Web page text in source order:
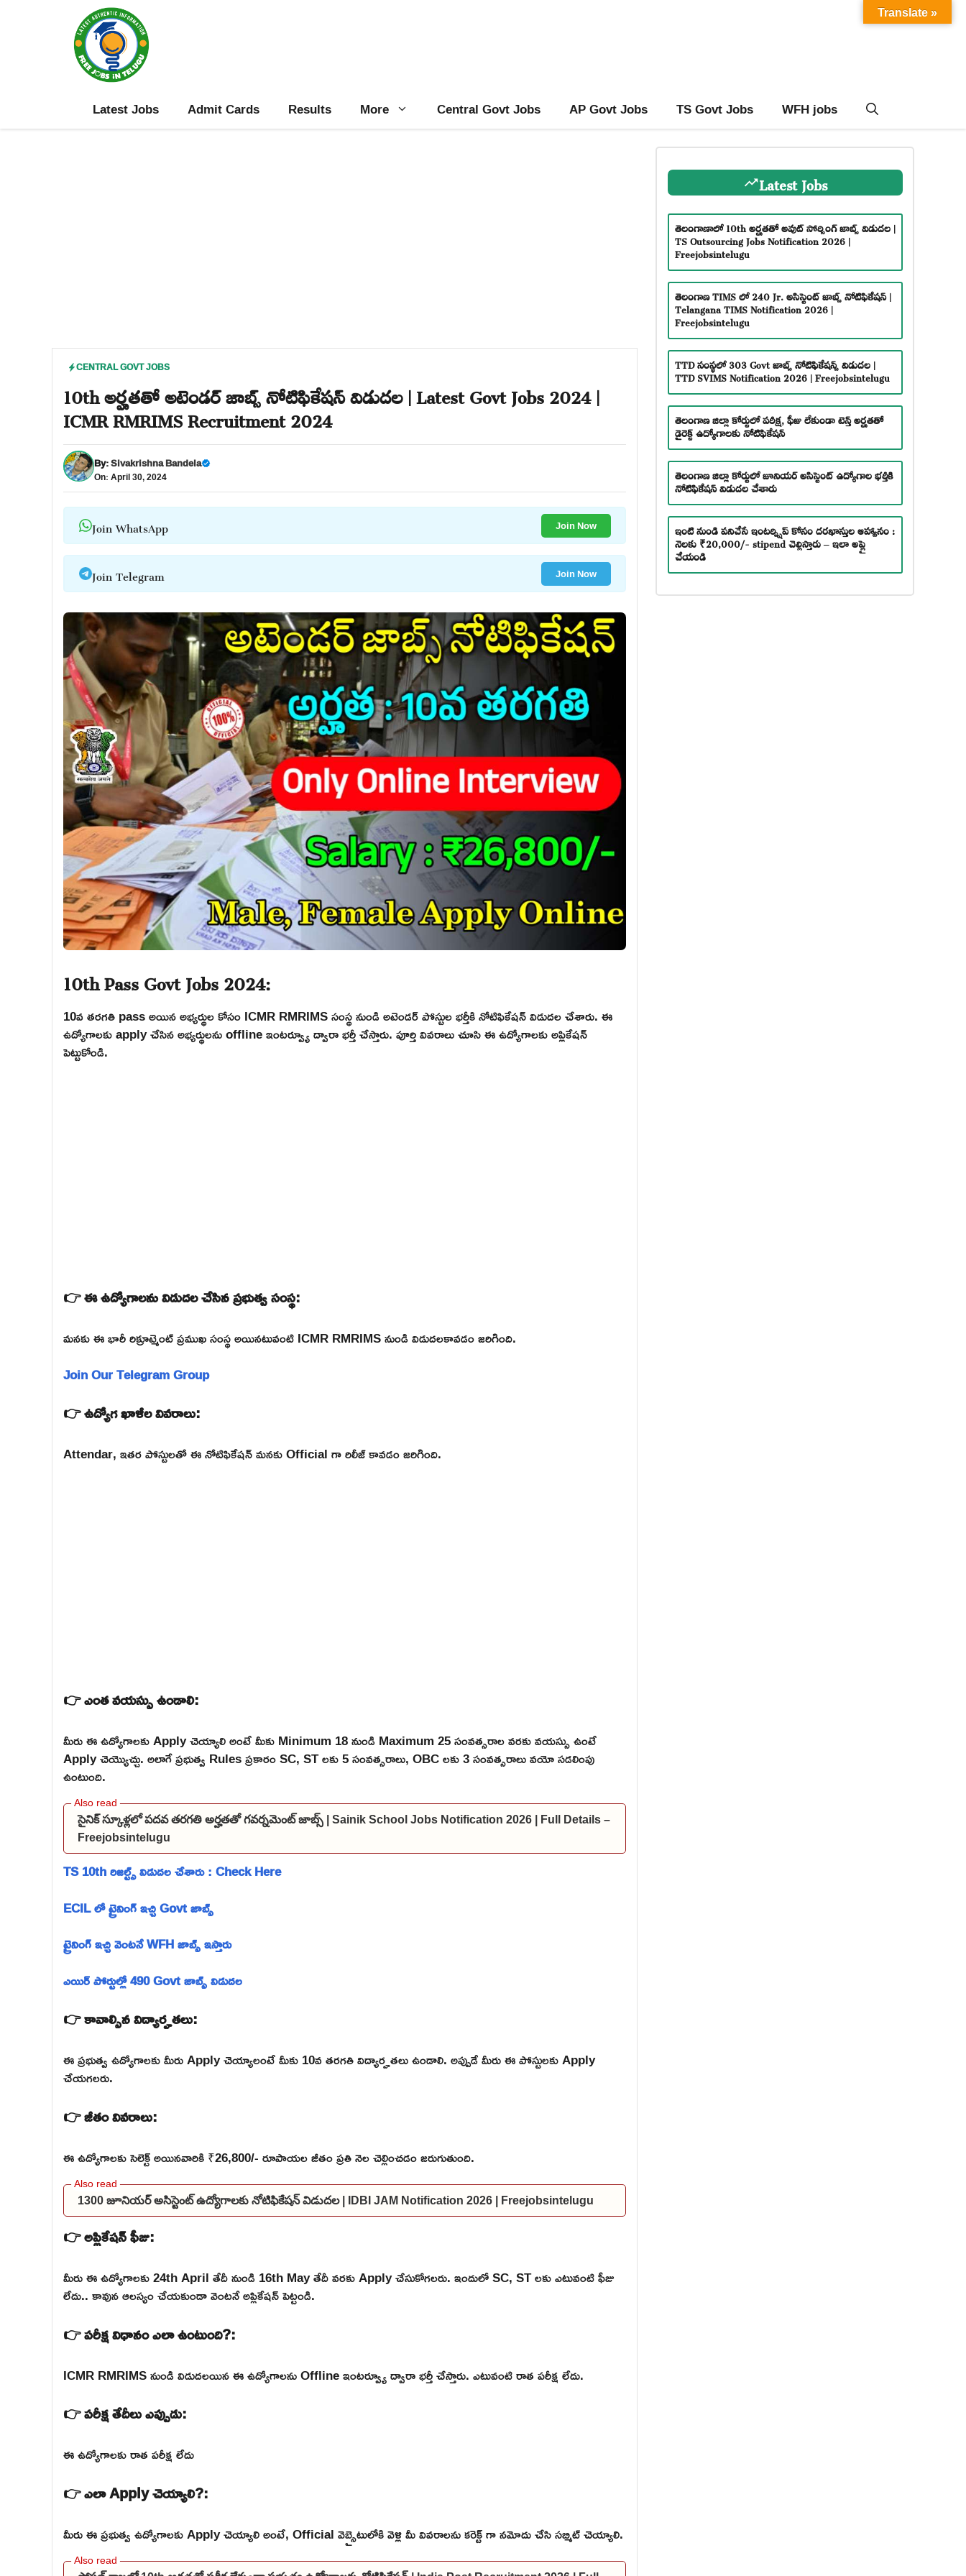
Latest Jobs Admit Cards Results More Central Govt Jobs AP Govt Jobs TS Govt Jobs WFH jobs
CENTRAL GOVT JOBS
10th అర్హతతో అటెండర్ జాబ్స్ నోటిఫికేషన్ విడుదల | Latest Govt Jobs 2024 |
ICMR RMRIMS Recruitment 2024
By:Sivakrishna Bandela
On: April 30, 2024
Join WhatsApp Join Now
Join Telegram Join Now
10th Pass Govt Jobs 2024:
10వ తరగతి pass అయిన అభ్యర్థుల కోసం ICMR RMRIMS సంస్థ నుండి అటెండర్ పోస్టుల భర్తీకి నోటిఫికేషన్ విడుదల చేశారు. ఈ
ఉద్యోగాలకు apply చేసిన అభ్యర్థులను offline ఇంటర్వ్యూ ద్వారా భర్తీ చేస్తారు. పూర్తి వివరాలు చూసి ఈ ఉద్యోగాలకు అప్లికేషన్
పెట్టుకోండి.
👉 ఈ ఉద్యోగాలను విడుదల చేసిన ప్రభుత్వ సంస్థ:
మనకు ఈ భారీ రిక్రూట్మెంట్ ప్రముఖ సంస్థ అయినటువంటి ICMR RMRIMS నుండి విడుదలకావడం జరిగింది.
Join Our Telegram Group
👉 ఉద్యోగ ఖాళీల వివరాలు:
Attendar, ఇతర పోస్టులతో ఈ నోటిఫికేషన్ మనకు Official గా రిలీజ్ కావడం జరిగింది.
👉 ఎంత వయస్సు ఉండాలి:
మీరు ఈ ఉద్యోగాలకు Apply చెయ్యాలి అంటే మీకు Minimum 18 నుండి Maximum 25 సంవత్సరాల వరకు వయస్సు ఉంటే
Apply చెయ్యొచ్చు. అలాగే ప్రభుత్వ Rules ప్రకారం SC, ST లకు 5 సంవత్సరాలు, OBC లకు 3 సంవత్సరాలు వయో సడలింపు
ఉంటుంది.
సైనిక్ స్కూళ్లలో పదవ తరగతి అర్హతతో గవర్నమెంట్ జాబ్స్ | Sainik School Jobs Notification 2026 | Full Details –
Freejobsintelugu
TS 10th రిజల్ట్స్ విడుదల చేశారు : Check Here
ECIL లో ట్రైనింగ్ ఇచ్చి Govt జాబ్స్
ట్రైనింగ్ ఇచ్చి వెంటనే WFH జాబ్స్ ఇస్తారు
ఎయిర్ పోర్టుల్లో 490 Govt జాబ్స్ విడుదల
👉 కావాల్సిన విద్యార్హతలు:
ఈ ప్రభుత్వ ఉద్యోగాలకు మీరు Apply చెయ్యాలంటే మీకు 10వ తరగతి విద్యార్హతలు ఉండాలి. అప్పుడే మీరు ఈ పోస్టులకు Apply
చేయగలరు.
👉 జీతం వివరాలు:
ఈ ఉద్యోగాలకు సెలెక్ట్ అయినవారికి ₹26,800/- రూపాయల జీతం ప్రతి నెల చెల్లించడం జరుగుతుంది.
1300 జూనియర్ అసిస్టెంట్ ఉద్యోగాలకు నోటిఫికేషన్ విడుదల | IDBI JAM Notification 2026 | Freejobsintelugu
👉 అప్లికేషన్ ఫీజు:
మీరు ఈ ఉద్యోగాలకు 24th April తేదీ నుండి 16th May తేదీ వరకు Apply చేసుకోగలరు. ఇందులో SC, ST లకు ఎటువంటి ఫీజు
లేదు.. కావున ఆలస్యం చేయకుండా వెంటనే అప్లికేషన్ పెట్టండి.
👉 పరీక్ష విధానం ఎలా ఉంటుంది?:
ICMR RMRIMS నుండి విడుదలయిన ఈ ఉద్యోగాలను Offline ఇంటర్వ్యూ ద్వారా భర్తీ చేస్తారు. ఎటువంటి రాత పరీక్ష లేదు.
👉 పరీక్ష తేదీలు ఎప్పుడు:
ఈ ఉద్యోగాలకు రాత పరీక్ష లేదు
👉 ఎలా Apply చెయ్యాలి?:
మీరు ఈ ప్రభుత్వ ఉద్యోగాలకు Apply చెయ్యాలి అంటే, Official వెబ్సైటులోకి వెళ్లి మీ వివరాలను కరెక్ట్ గా నమోదు చేసి సబ్మిట్ చెయ్యాలి.
Latest Jobs
తెలంగాణాలో 10th అర్హతతో అవుట్ సోర్సింగ్ జాబ్స్ విడుదల |
TS Outsourcing Jobs Notification 2026 |
Freejobsintelugu
తెలంగాణ TIMS లో 240 Jr. అసిస్టెంట్ జాబ్స్ నోటిఫికేషన్ |
Telangana TIMS Notification 2026 |
Freejobsintelugu
TTD సంస్థలో 303 Govt జాబ్స్ నోటిఫికేషన్స్ విడుదల |
TTD SVIMS Notification 2026 | Freejobsintelugu
తెలంగాణ జిల్లా కోర్టులో పరీక్ష, ఫీజు లేకుండా టెన్త్ అర్హతతో
డైరెక్ట్ ఉద్యోగాలకు నోటిఫికేషన్
తెలంగాణ జిల్లా కోర్టులో జూనియర్ అసిస్టెంట్ ఉద్యోగాల భర్తీకి
నోటిఫికేషన్ విడుదల చేశారు
ఇంటి నుండి పనిచేసే ఇంటర్న్షిప్ కోసం దరఖాస్తుల ఆహ్వానం :
నెలకు ₹20,000/- stipend చెల్లిస్తారు – ఇలా అప్లై
చేయండి
Translate »